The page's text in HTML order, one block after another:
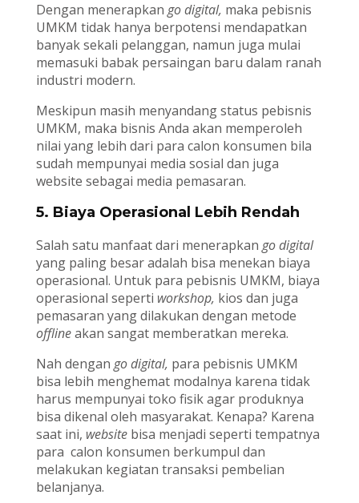
Dengan menerapkango digital, maka pebisnis
UMKM tidak hanya berpotensi mendapatkan
banyak sekali pelanggan, namun juga mulai
memasuki babak persaingan baru dalam ranah
industri modern.
Meskipun masih menyandang status pebisnis
UMKM, maka bisnis Anda akan memperoleh
nilai yang lebih dari para calon konsumen bila
sudah mempunyai media sosial dan juga
website sebagai media pemasaran.
5. Biaya Operasional Lebih Rendah
Salah satu manfaat dari menerapkango digital
yang paling besar adalah bisa menekan biaya
operasional. Untuk para pebisnis UMKM, biaya
operasional seperti workshop, kios dan juga
pemasaran yang dilakukan dengan metode
offlineakan sangat memberatkan mereka.
Nah dengango digital, para pebisnis UMKM
bisa lebih menghemat modalnya karena tidak
harus mempunyai toko fisik agar produknya
bisa dikenal oleh masyarakat. Kenapa? Karena
saat ini, website bisa menjadi seperti tempatnya
para calon konsumen berkumpul dan
melakukan kegiatan transaksi pembelian
belanjanya.